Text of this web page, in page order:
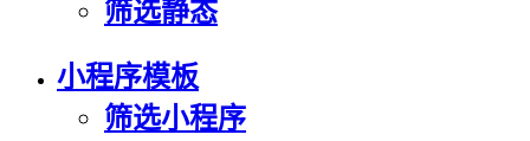
筛选静态
小程序模板
筛选小程序